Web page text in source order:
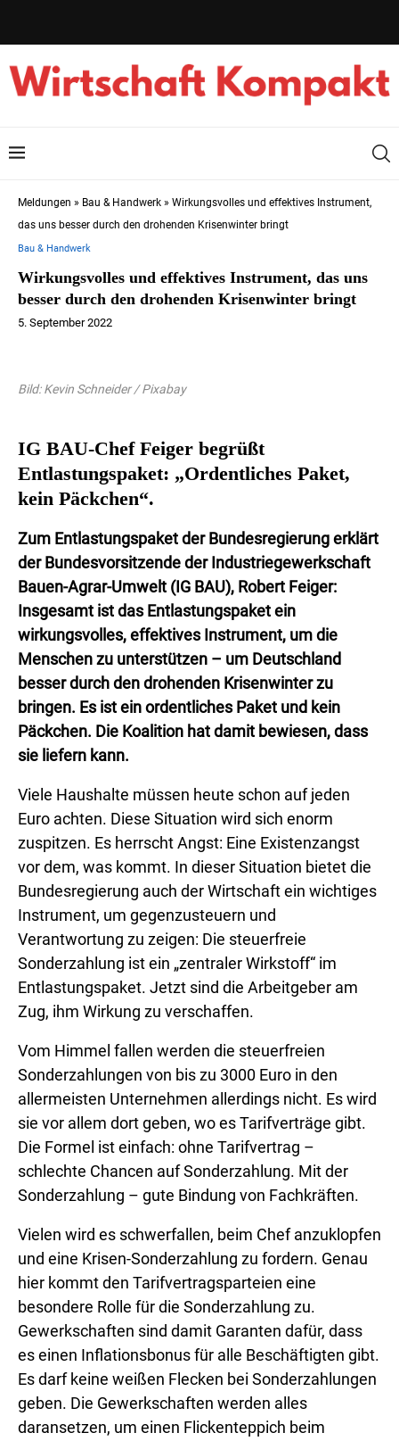
Meldungen » Bau & Handwerk » Wirkungsvolles und effektives Instrument,
das uns besser durch den drohenden Krisenwinter bringt
Bau & Handwerk
Wirkungsvolles und effektives Instrument, das uns
besser durch den drohenden Krisenwinter bringt
5. September 2022
Bild: Kevin Schneider / Pixabay
IG BAU-Chef Feiger begrüßt
Entlastungspaket: „Ordentliches Paket,
kein Päckchen“.
Zum Entlastungspaket der Bundesregierung erklärt
der Bundesvorsitzende der Industriegewerkschaft
Bauen-Agrar-Umwelt (IG BAU), Robert Feiger:
Insgesamt ist das Entlastungspaket ein
wirkungsvolles, effektives Instrument, um die
Menschen zu unterstützen – um Deutschland
besser durch den drohenden Krisenwinter zu
bringen. Es ist ein ordentliches Paket und kein
Päckchen. Die Koalition hat damit bewiesen, dass
sie liefern kann.
Viele Haushalte müssen heute schon auf jeden
Euro achten. Diese Situation wird sich enorm
zuspitzen. Es herrscht Angst: Eine Existenzangst
vor dem, was kommt. In dieser Situation bietet die
Bundesregierung auch der Wirtschaft ein wichtiges
Instrument, um gegenzusteuern und
Verantwortung zu zeigen: Die steuerfreie
Sonderzahlung ist ein „zentraler Wirkstoff“ im
Entlastungspaket. Jetzt sind die Arbeitgeber am
Zug, ihm Wirkung zu verschaffen.
Vom Himmel fallen werden die steuerfreien
Sonderzahlungen von bis zu 3000 Euro in den
allermeisten Unternehmen allerdings nicht. Es wird
sie vor allem dort geben, wo es Tarifverträge gibt.
Die Formel ist einfach: ohne Tarifvertrag –
schlechte Chancen auf Sonderzahlung. Mit der
Sonderzahlung – gute Bindung von Fachkräften.
Vielen wird es schwerfallen, beim Chef anzuklopfen
und eine Krisen-Sonderzahlung zu fordern. Genau
hier kommt den Tarifvertragsparteien eine
besondere Rolle für die Sonderzahlung zu.
Gewerkschaften sind damit Garanten dafür, dass
es einen Inflationsbonus für alle Beschäftigten gibt.
Es darf keine weißen Flecken bei Sonderzahlungen
geben. Die Gewerkschaften werden alles
daransetzen, um einen Flickenteppich beim